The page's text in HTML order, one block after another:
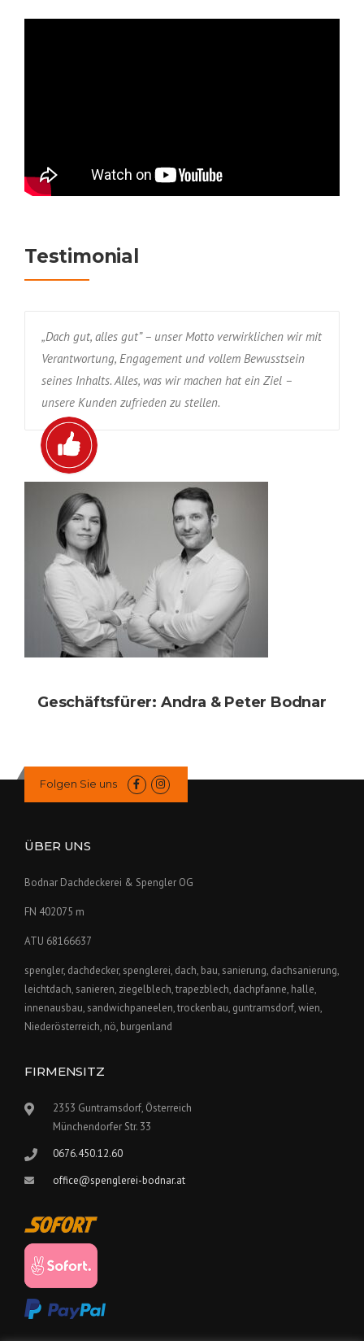
Testimonial
„Dach gut, alles gut” – unser Motto verwirklichen wir mit
Verantwortung, Engagement und vollem Bewusstsein
seines Inhalts. Alles, was wir machen hat ein Ziel –
unsere Kunden zufrieden zu stellen.
Geschäftsfürer: Andra & Peter Bodnar
Folgen Sie uns
ÜBER UNS
Bodnar Dachdeckerei & Spengler OG
FN 402075 m
ATU 68166637
spengler, dachdecker, spenglerei, dach, bau, sanierung, dachsanierung,
leichtdach, sanieren, ziegelblech, trapezblech, dachpfanne, halle,
innenausbau, sandwichpaneelen, trockenbau, guntramsdorf, wien,
Niederösterreich, nö, burgenland
FIRMENSITZ
2353 Guntramsdorf, Österreich
Münchendorfer Str. 33
0676.450.12.60
office@spenglerei-bodnar.at